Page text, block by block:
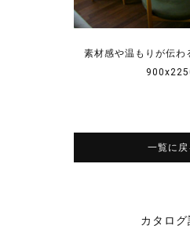
素材感や温もりが伝わ
一覧に戻
カタログ